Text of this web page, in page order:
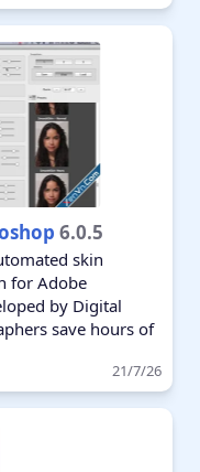
6.0.5
skin
for Adobe
by Digital
save hours of
21/7/26